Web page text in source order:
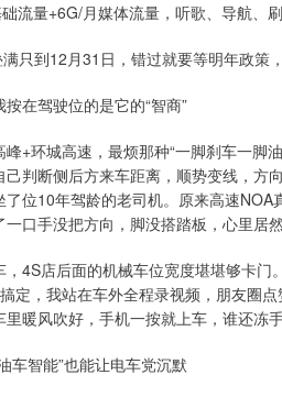
流量+6G/月媒体流量，听歌、导航、
只到12月31日，错过就要等明年政策，
在驾驶位的是它的“智商”
+环城高速，最烦那种“一脚刹车一脚
判断侧后方来车距离，顺势变线，
位10年驾龄的老司机。原来高速
口手没把方向，脚没搭踏板，心里居然
4S店后面的机械车位宽度堪堪够卡门
定，我站在车外全程录视频，朋友圈
暖风吹好，手机一按就上车，谁还冻
车智能”也能让电车党沉默